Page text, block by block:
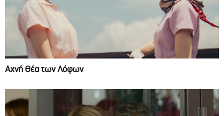
Αχνή Θέα των Λόφων